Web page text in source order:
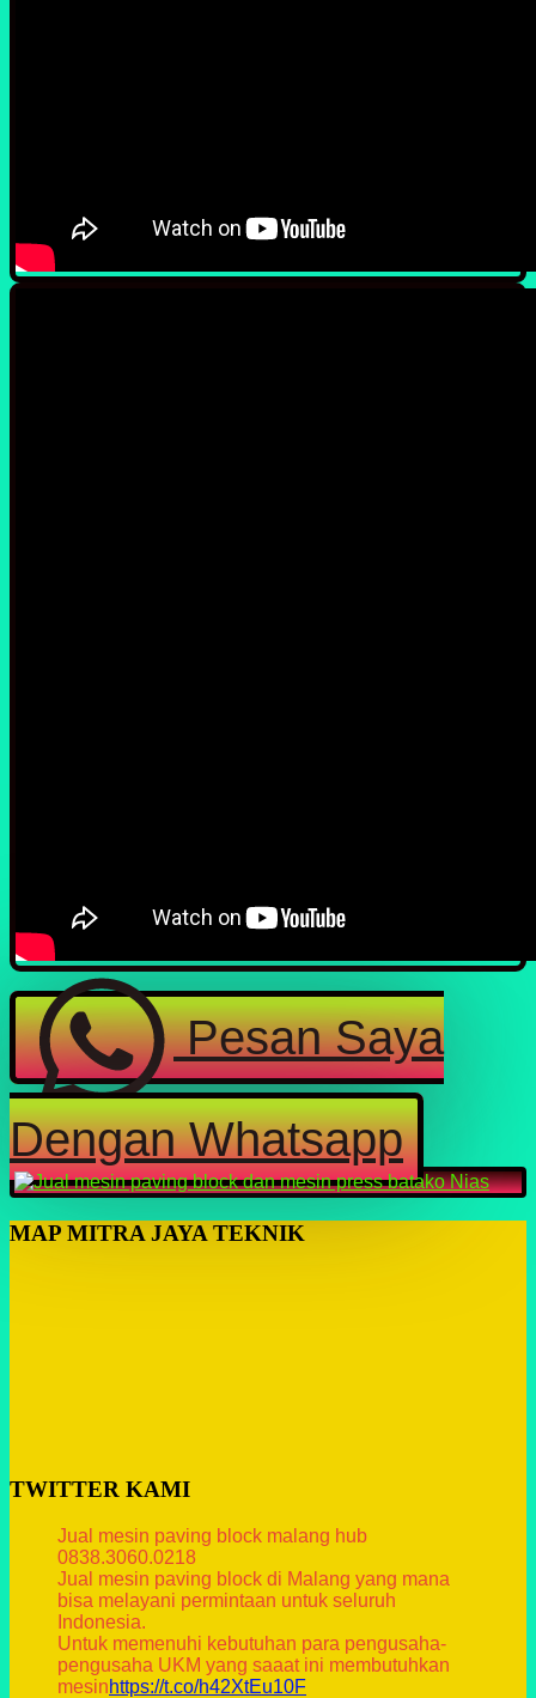
Pesan Saya
Dengan Whatsapp
MAP MITRA JAYA TEKNIK
TWITTER KAMI
Jual mesin paving block malang hub
0838.3060.0218
Jual mesin paving block di Malang yang mana
bisa melayani permintaan untuk seluruh
Indonesia.
Untuk memenuhi kebutuhan para pengusaha-
pengusaha UKM yang saaat ini membutuhkan
mesinhttps://t.co/h42XtEu10F